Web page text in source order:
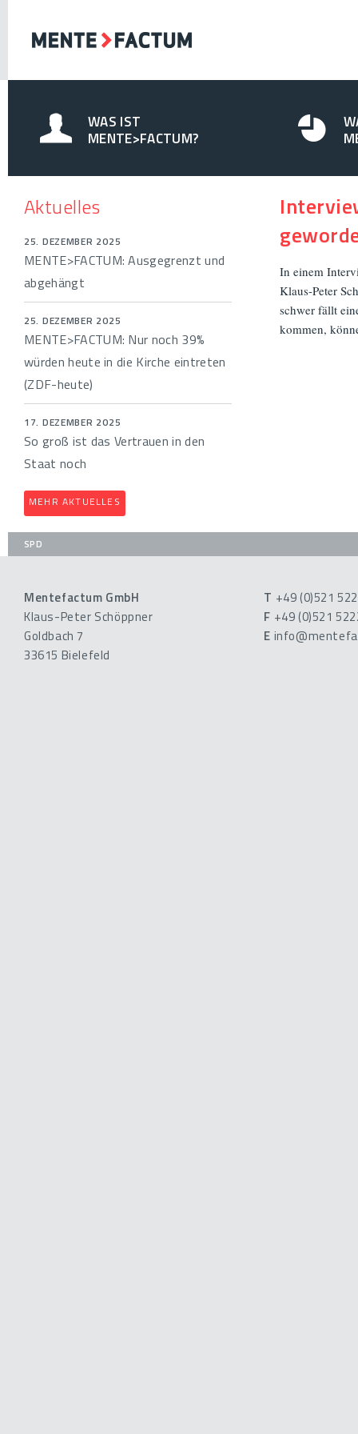
WAS IST
MENTE>FACTUM?
Aktuelles
25. DEZEMBER 2025
MENTE>FACTUM: Ausgegrenzt und
abgehängt
25. DEZEMBER 2025
MENTE>FACTUM: Nur noch 39%
würden heute in die Kirche eintreten
(ZDF-heute)
17. DEZEMBER 2025
So groß ist das Vertrauen in den
Staat noch
MEHR AKTUELLES
In einem
Klaus-Peter
schwer fällt
kommen,
SPD
Mentefactum GmbH
Klaus-Peter Schöppner
Goldbach 7
33615 Bielefeld
T +49 (0)521
F +49 (0)521
E